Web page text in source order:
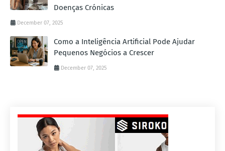
Doenças Crónicas
December 07, 2025
Como a Inteligência Artificial Pode Ajudar
Pequenos Negócios a Crescer
December 07, 2025